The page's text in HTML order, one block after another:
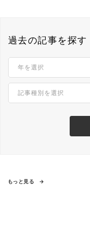
過去の記事を探す
もっと見る